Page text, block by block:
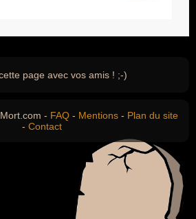
page avec vos amis ! ;-)
- FAQ - Mentions - Plan du site
- Contact